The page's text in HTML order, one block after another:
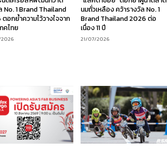
No. 1 Brand Thailand
อกย้ำความไว้วางใจจาก
คไทย
นมถั่วเหลือง คว้ารางวัล No. 1
Brand Thailand 2026 ต่อ
เนื่อง 11 ปี
21/07/2026